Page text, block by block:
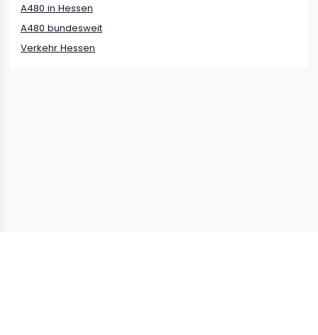
A480 in Hessen
A480 bundesweit
Verkehr Hessen